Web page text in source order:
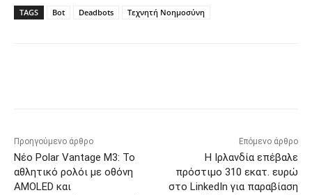
TAGS Bot Deadbots Τεχνητή Νοημοσύνη
Προηγούμενο άρθρο
Νέο Polar Vantage M3: Το
αθλητικό ρολόι με οθόνη
AMOLED και
Επόμενο άρθρο
Η Ιρλανδία επέβαλε
πρόστιμο 310 εκατ. ευρώ
στο LinkedIn για παραβίαση